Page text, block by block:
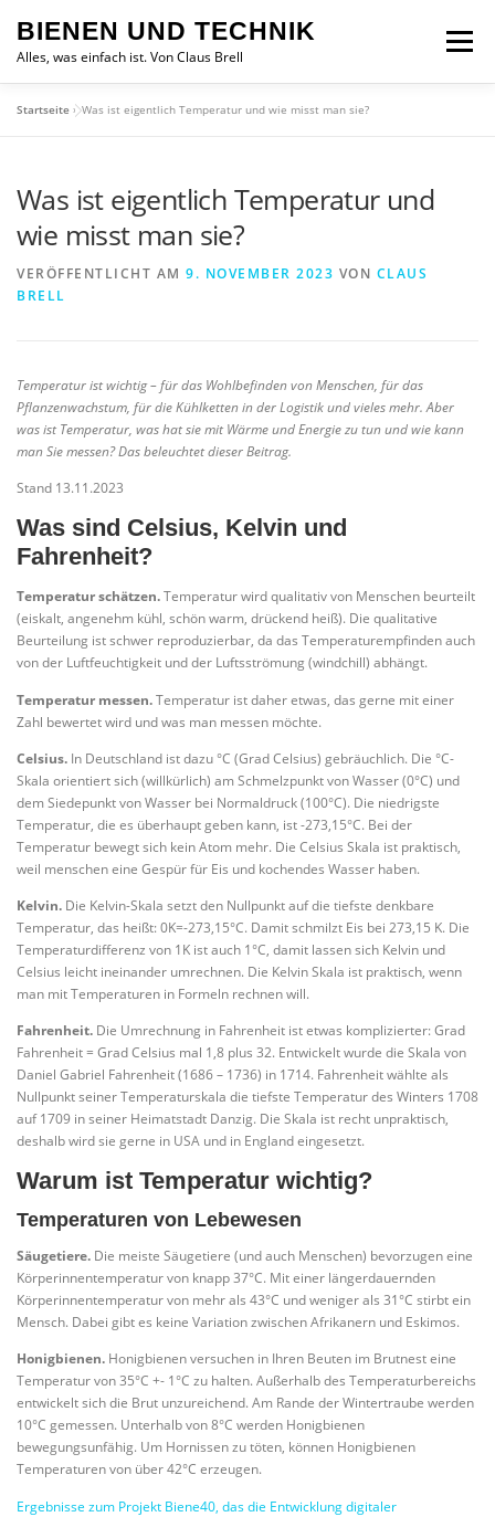
Inhalt
springen
BIENEN UND TECHNIK
Alles, was einfach ist. Von Claus Brell
Menü
Startseite »Was ist eigentlich Temperatur und wie misst man sie?
Was ist eigentlich Temperatur und
wie misst man sie?
VERÖFFENTLICHT AM 9. NOVEMBER 2023 VON CLAUS
BRELL
Temperatur ist wichtig – für das Wohlbefinden von Menschen, für das
Pflanzenwachstum, für die Kühlketten in der Logistik und vieles mehr. Aber
was ist Temperatur, was hat sie mit Wärme und Energie zu tun und wie kann
man Sie messen? Das beleuchtet dieser Beitrag.
Stand 13.11.2023
Was sind Celsius, Kelvin und
Fahrenheit?
Temperatur schätzen.Temperatur wird qualitativ von Menschen beurteilt
(eiskalt, angenehm kühl, schön warm, drückend heiß). Die qualitative
Beurteilung ist schwer reproduzierbar, da das Temperaturempfinden auch
von der Luftfeuchtigkeit und der Luftsströmung (windchill) abhängt.
Temperatur messen.Temperatur ist daher etwas, das gerne mit einer
Zahl bewertet wird und was man messen möchte.
Celsius. In Deutschland ist dazu °C (Grad Celsius) gebräuchlich. Die °C-
Skala orientiert sich (willkürlich) am Schmelzpunkt von Wasser (0°C) und
dem Siedepunkt von Wasser bei Normaldruck (100°C). Die niedrigste
Temperatur, die es überhaupt geben kann, ist -273,15°C. Bei der
Temperatur bewegt sich kein Atom mehr. Die Celsius Skala ist praktisch,
weil menschen eine Gespür für Eis und kochendes Wasser haben.
Kelvin. Die Kelvin-Skala setzt den Nullpunkt auf die tiefste denkbare
Temperatur, das heißt: 0K=-273,15°C. Damit schmilzt Eis bei 273,15 K. Die
Temperaturdifferenz von 1K ist auch 1°C, damit lassen sich Kelvin und
Celsius leicht ineinander umrechnen. Die Kelvin Skala ist praktisch, wenn
man mit Temperaturen in Formeln rechnen will.
Fahrenheit. Die Umrechnung in Fahrenheit ist etwas komplizierter: Grad
Fahrenheit = Grad Celsius mal 1,8 plus 32. Entwickelt wurde die Skala von
Daniel Gabriel Fahrenheit (1686 – 1736) in 1714. Fahrenheit wählte als
Nullpunkt seiner Temperaturskala die tiefste Temperatur des Winters 1708
auf 1709 in seiner Heimatstadt Danzig. Die Skala ist recht unpraktisch,
deshalb wird sie gerne in USA und in England eingesetzt.
Warum ist Temperatur wichtig?
Temperaturen von Lebewesen
Säugetiere. Die meiste Säugetiere (und auch Menschen) bevorzugen eine
Körperinnentemperatur von knapp 37°C. Mit einer längerdauernden
Körperinnentemperatur von mehr als 43°C und weniger als 31°C stirbt ein
Mensch. Dabei gibt es keine Variation zwischen Afrikanern und Eskimos.
Honigbienen. Honigbienen versuchen in Ihren Beuten im Brutnest eine
Temperatur von 35°C +- 1°C zu halten. Außerhalb des Temperaturbereichs
entwickelt sich die Brut unzureichend. Am Rande der Wintertraube werden
10°C gemessen. Unterhalb von 8°C werden Honigbienen
bewegungsunfähig. Um Hornissen zu töten, können Honigbienen
Temperaturen von über 42°C erzeugen.
Ergebnisse zum Projekt Biene40, das die Entwicklung digitaler